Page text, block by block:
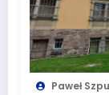
Paweł